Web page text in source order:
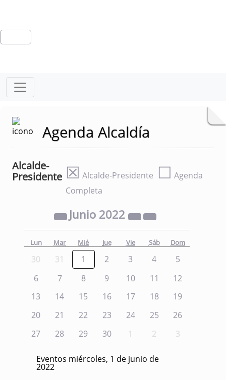
Agenda Alcaldía
Alcalde-
Presidente ☒ Alcalde-Presidente ☐ Agenda
Completa
Junio 2022
Lun Mar Mié Jue Vie Sáb Dom
30 31 1 2 3 4
5
6
7 8 9 10 11
12
13
14 15 16 17 18
19
20
21 22 23 24 25
26
27
28 29 30 1 2 3
Eventos miércoles, 1 de junio de
2022